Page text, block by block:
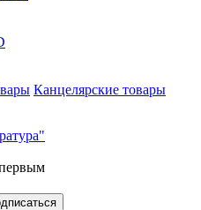
Канцелярские товары